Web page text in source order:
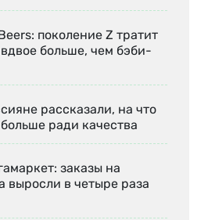
поколение Z тратит
больше, чем бэби-
рассказали, на что
ради качества
заказы на
выросли в четыре раза